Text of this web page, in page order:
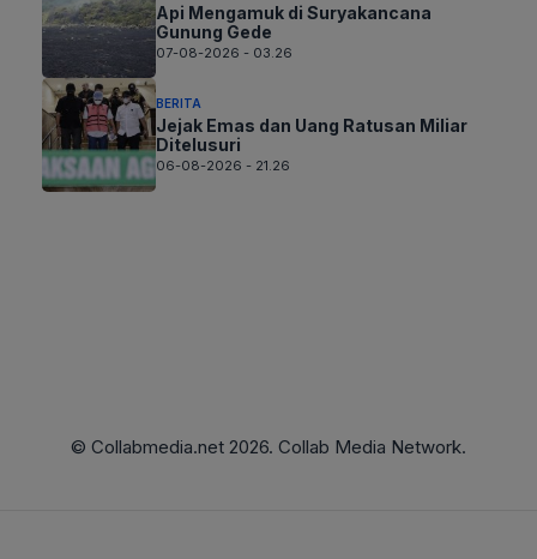
Api Mengamuk di Suryakancana
Gunung Gede
07-08-2026 - 03.26
BERITA
Jejak Emas dan Uang Ratusan Miliar
Ditelusuri
06-08-2026 - 21.26
© Collabmedia.net 2026. Collab Media Network.